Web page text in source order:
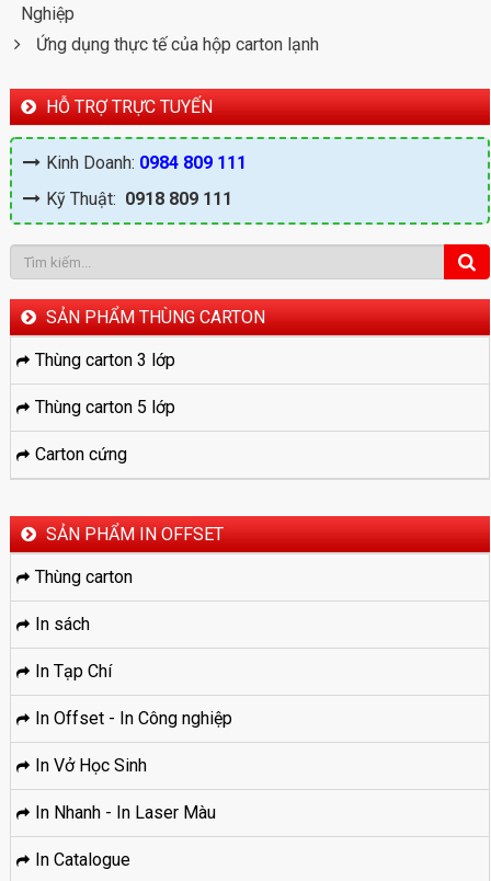
Nghiệp
Ứng dụng thực tế của hộp carton lạnh
HỖ TRỢ TRỰC TUYẾN
Kinh Doanh: 0984 809 111
Kỹ Thuật: 0918 809 111
SẢN PHẨM THÙNG CARTON
Thùng carton 3 lớp
Thùng carton 5 lớp
Carton cứng
SẢN PHẨM IN OFFSET
Thùng carton
In sách
In Tạp Chí
In Offset - In Công nghiệp
In Vở Học Sinh
In Nhanh - In Laser Màu
In Catalogue